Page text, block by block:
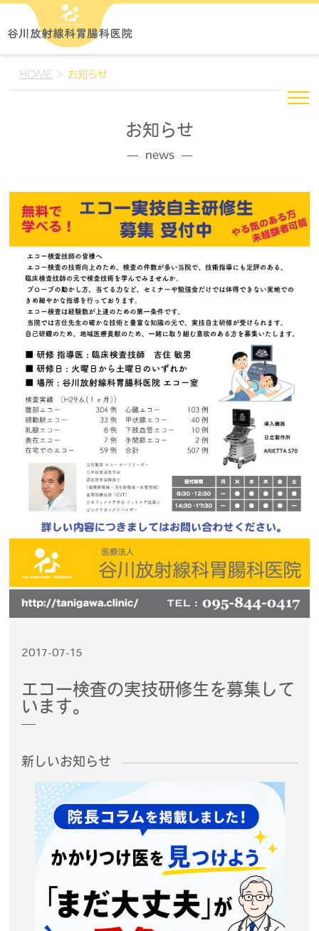
HOME > お知らせ
お知らせ
news
2017-07-15
エコー検査の実技研修生を募集して
います。
新しいお知らせ